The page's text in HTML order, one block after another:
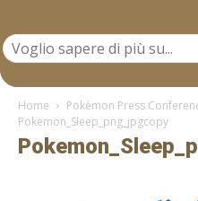
Home
Pokèmon Press
Pokemon_Sleep_png_jpgcopy